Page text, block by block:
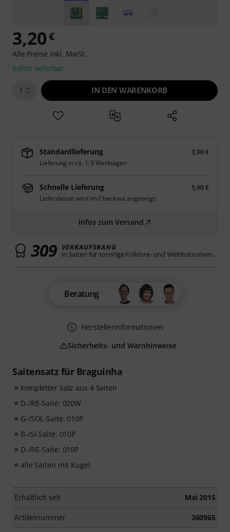
Saitensatz für Braguinha
kompletter Satz aus 4 Saiten
D-/RE-Saite: 020W
G-/SOL-Saite: 010P
B-/SI-Saite: 010P
D-/RE-Saite: 010P
alle Saiten mit Kugel
Erhältlich seit Mai 2015
Artikelnummer 360965
3,20€
Alle Preise inkl. MwSt.
Sofort lieferbar
1 IN DEN WARENKORB
Standardlieferung
3,90 €
Lieferung in ca. 1-3 Werktagen
Schnelle Lieferung
5,90 €
Lieferdatum wird im Checkout angezeigt.
Infos zum Versand
309 VERKAUFSRANG
in Saiten für sonstige Folklore- und Weltinstrumente
Beratung
Herstellerinformationen
Sicherheits- und Warnhinweise